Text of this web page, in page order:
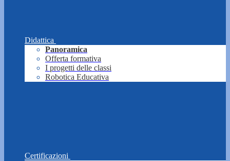
Didattica
Panoramica
Offerta formativa
I progetti delle classi
Robotica Educativa
Certificazioni